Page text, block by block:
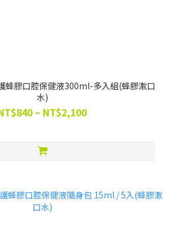
蜂膠口腔保健液300ml-多入組(蜂膠漱口
水)
~ NT$2,100